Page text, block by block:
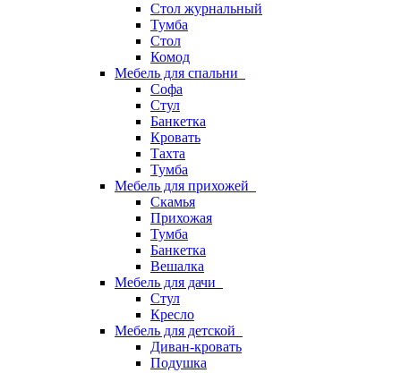
Стол журнальный
Тумба
Стол
Комод
Мебель для спальни
Софа
Стул
Банкетка
Кровать
Тахта
Тумба
Мебель для прихожей
Скамья
Прихожая
Тумба
Банкетка
Вешалка
Мебель для дачи
Стул
Кресло
Мебель для детской
Диван-кровать
Подушка